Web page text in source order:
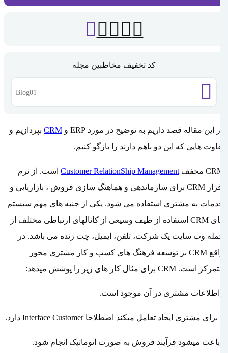
کد تخفیف مخاطبین مجله
Blog01
در این مقاله قصد داریم به توضیح در مورد ERP و CRM بپردازیم و
تفاوت هایی که این دو باهم دارند را بازگو کنیم.
CRM مخفف Customer RelationShip Management است. از نرم
افزار CRM برای سازماندهی و هماهنگ سازی فروش ، بازاریابی و
خدمات به مشتری استفاده می شود. یکی از جنبه های مهم سیستم
های CRM استفاده از طیف وسیعی از کانالهای ارتباطی مختلف از
جمله وب سایت یک شرکت، تلفن، ایمیل، چت زنده می باشد. در
واقع CRM بر توسعه فرهنگ های کسب و کار مشتری محور
متمرکز است. CRM برای مثال کار های زیر را پوشش میدهد:
_اطلاعات مشتری در آن موجود است.
_ برای مشتری ایجاد تعامل میکند اصطلاحا Interface Customer دارد.
_باعث میشود فرآیند فروش به صورت اتوماتیک انجام شود.